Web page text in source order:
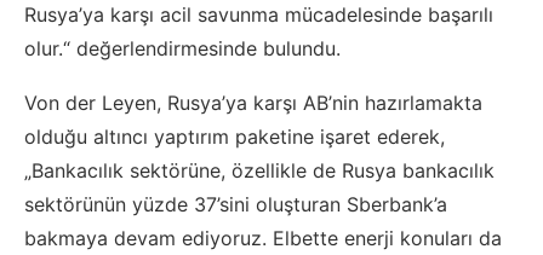
Rusya’ya karşı acil savunma mücadelesinde başarılı
olur.“ değerlendirmesinde bulundu.
Von der Leyen, Rusya’ya karşı AB’nin hazırlamakta
olduğu altıncı yaptırım paketine işaret ederek,
„Bankacılık sektörüne, özellikle de Rusya bankacılık
sektörünün yüzde 37’sini oluşturan Sberbank’a
bakmaya devam ediyoruz. Elbette enerji konuları da